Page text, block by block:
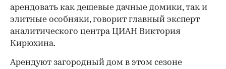
арендовать как дешевые дачные домики, так и
элитные особняки, говорит главный эксперт
аналитического центра ЦИАН Виктория
Кирюхина.
Арендуют загородный дом в этом сезоне